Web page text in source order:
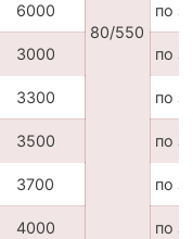
80/550
6000 по
3000 по
3300 по
3500 по
3700 по
4000 по